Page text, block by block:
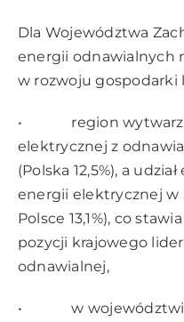
Dla Województwa
energii odnawialnych
w rozwoju gospodarki
• region wytwarza
elektrycznej z
(Polska 12,5%), a
energii elektrycznej w
Polsce 13,1%), co
pozycji krajowego
odnawialnej,
• w województwie